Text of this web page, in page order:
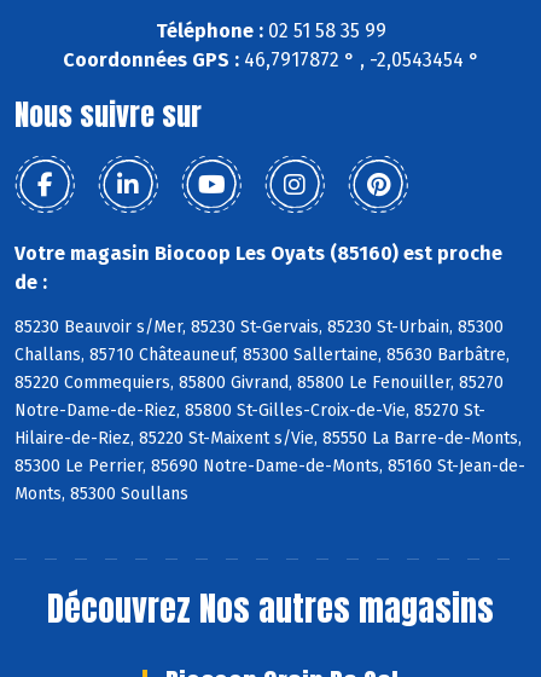
Téléphone :02 51 58 35 99
Coordonnées GPS :46,7917872 ° , -2,0543454 °
Nous suivre sur
Votre magasin Biocoop Les Oyats (85160) est proche
de :
85230 Beauvoir s/Mer, 85230 St-Gervais, 85230 St-Urbain, 85300
Challans, 85710 Châteauneuf, 85300 Sallertaine, 85630 Barbâtre,
85220 Commequiers, 85800 Givrand, 85800 Le Fenouiller, 85270
Notre-Dame-de-Riez, 85800 St-Gilles-Croix-de-Vie, 85270 St-
Hilaire-de-Riez, 85220 St-Maixent s/Vie, 85550 La Barre-de-Monts,
85300 Le Perrier, 85690 Notre-Dame-de-Monts, 85160 St-Jean-de-
Monts, 85300 Soullans
Découvrez Nos autres magasins